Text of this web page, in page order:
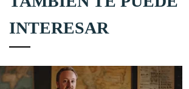
INTERESAR